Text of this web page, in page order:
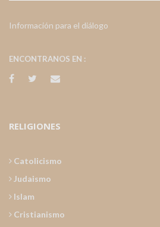
Información para el diálogo
ENCONTRANOS EN :
RELIGIONES
Catolicismo
Judaismo
Islam
Cristianismo